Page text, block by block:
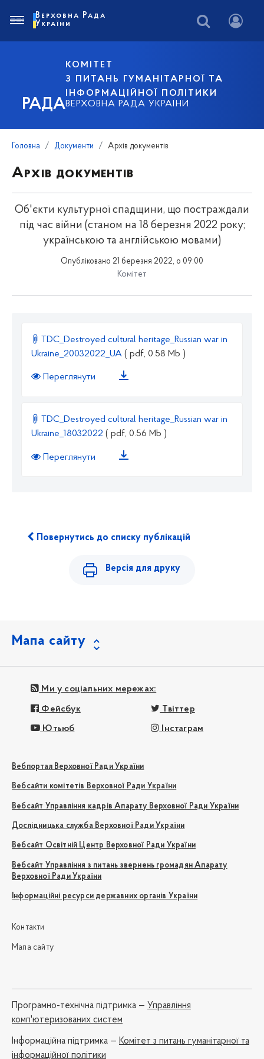
РАДА
КОМІТЕТ
З ПИТАНЬ ГУМАНІТАРНОЇ ТА
ІНФОРМАЦІЙНОЇ ПОЛІТИКИ
ВЕРХОВНА РАДА УКРАЇНИ
Верховна Рада
України
Головна Документи Архів документів
Архів документів
Об'єкти культурної спадщини, що постраждали
під час війни (станом на 18 березня 2022 року;
українською та англійською мовами)
Опубліковано 21 березня 2022, о 09:00
Комітет
TDC_Destroyed cultural heritage_Russian war in
Ukraine_20032022_UA ( pdf, 0.58 Mb )
Переглянути
TDC_Destroyed cultural heritage_Russian war in
Ukraine_18032022 ( pdf, 0.56 Mb )
Переглянути
Повернутись до списку публікацій
Версія для друку
Мапа сайту
Ми у соціальних мережах:
Фейсбук Твіттер
Ютьюб Інстаграм
Вебпортал Верховної Ради України
Вебсайти комітетів Верховної Ради України
Вебсайт Управління кадрів Апарату Верховної Ради України
Дослідницька служба Верховної Ради України
Вебсайт Освітній Центр Верховної Ради України
Вебсайт Управління з питань звернень громадян Апарату
Верховної Ради України
Інформаційні ресурси державних органів України
Контакти
Мапа сайту
Програмно-технічна підтримка — Управління
комп'ютеризованих систем
Iнформаційна підтримка — Комітет з питань гуманітарної та
інформаційної політики